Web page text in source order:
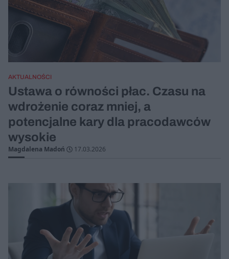
AKTUALNOŚCI
Ustawa o równości płac. Czasu na
wdrożenie coraz mniej, a
potencjalne kary dla pracodawców
wysokie
Magdalena Madoń 17.03.2026